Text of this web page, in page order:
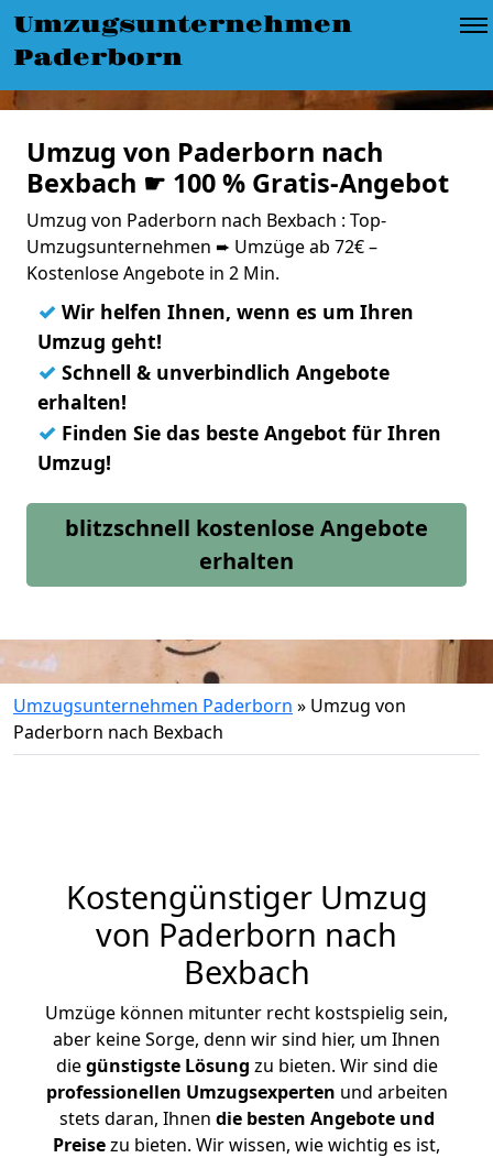
Umzugsunternehmen
Paderborn
Umzug von Paderborn nach
Bexbach ☛ 100 % Gratis-Angebot
Umzug von Paderborn nach Bexbach : Top-
Umzugsunternehmen ➨ Umzüge ab 72€ –
Kostenlose Angebote in 2 Min.
✓ Wir helfen Ihnen, wenn es um Ihren
Umzug geht!
✓ Schnell & unverbindlich Angebote
erhalten!
✓ Finden Sie das beste Angebot für Ihren
Umzug!
blitzschnell kostenlose Angebote
erhalten
Umzugsunternehmen Paderborn » Umzug von
Paderborn nach Bexbach
Kostengünstiger Umzug
von Paderborn nach
Bexbach
Umzüge können mitunter recht kostspielig sein,
aber keine Sorge, denn wir sind hier, um Ihnen
diegünstigste Lösung zu bieten. Wir sind die
professionellen Umzugsexperten und arbeiten
stets daran, Ihnen die besten Angebote und
Preisezu bieten. Wir wissen, wie wichtig es ist,